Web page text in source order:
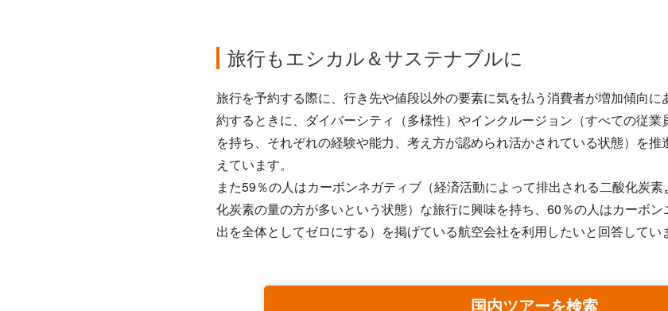
旅行もエシカル＆サステナブルに
旅行を予約する際に、行き先や値段以外の要素に気を払う消費者が増加傾向
約するときに、ダイバーシティ（多様性）やインクルージョン（すべての従
を持ち、それぞれの経験や能力、考え方が認められ活かされている状態）を
えています。
また59％の人はカーボンネガティブ（経済活動によって排出される二酸化炭
化炭素の量の方が多いという状態）な旅行に興味を持ち、60％の人はカーボ
出を全体としてゼロにする）を掲げている航空会社を利用したいと回答してい
国内ツアーを検索